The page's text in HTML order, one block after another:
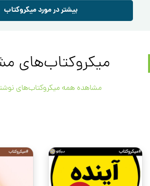
بیشتر در مورد میکروکتاب
میکروکتاب‌های
مشاهده همه میکروکتاب‌های